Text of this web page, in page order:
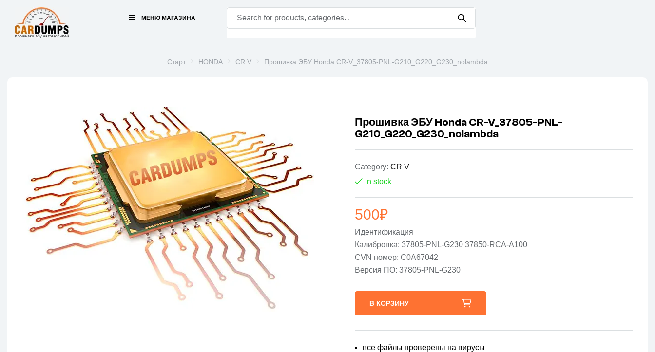
МЕНЮ МАГАЗИНА
Старт HONDA CR V Прошивка ЭБУ Honda CR-V_37805-PNL-G210_G220_G230_nolambda
Прошивка ЭБУ Honda CR-V_37805-PNL-
G210_G220_G230_nolambda
Category:CR V
In stock
500₽
Идентификация
Калибровка: 37805-PNL-G230 37850-RCA-A100
CVN номер: C0A67042
Версия ПО: 37805-PNL-G230
В КОРЗИНУ
все файлы проверены на вирусы